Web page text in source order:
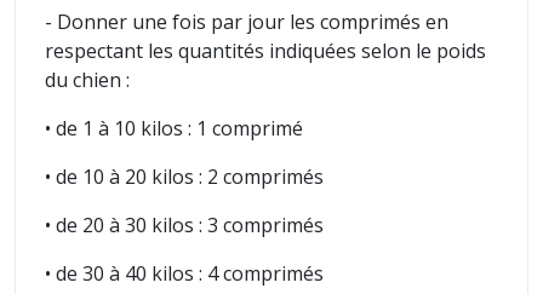
- Donner une fois par jour les comprimés en
respectant les quantités indiquées selon le poids
du chien :
• de 1 à 10 kilos : 1 comprimé
• de 10 à 20 kilos : 2 comprimés
• de 20 à 30 kilos : 3 comprimés
• de 30 à 40 kilos : 4 comprimés